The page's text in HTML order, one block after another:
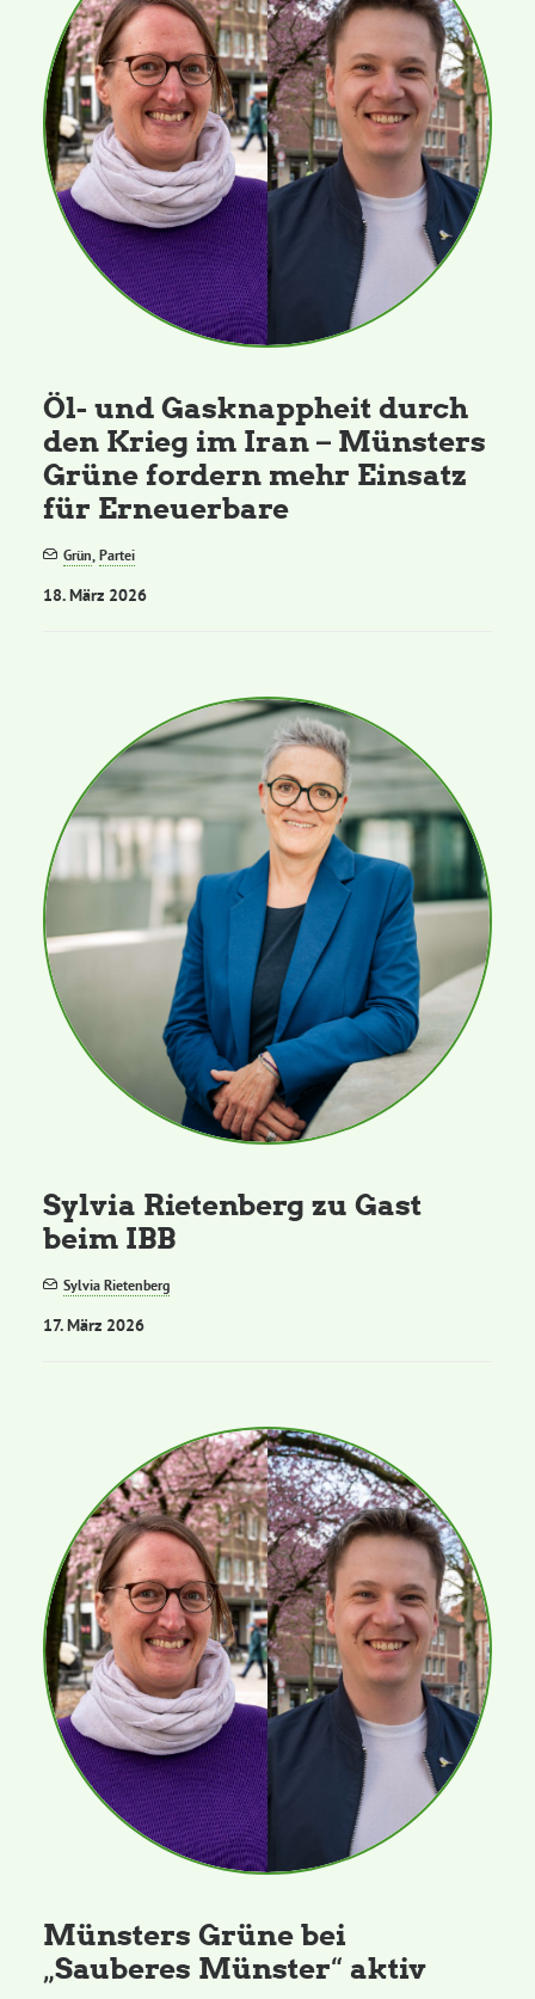
Öl- und Gasknappheit durch
den Krieg im Iran – Münsters
Grüne fordern mehr Einsatz
für Erneuerbare
Grün,Partei
18. März 2026
Sylvia Rietenberg zu Gast
beim IBB
Sylvia Rietenberg
17. März 2026
Münsters Grüne bei
„Sauberes Münster“ aktiv